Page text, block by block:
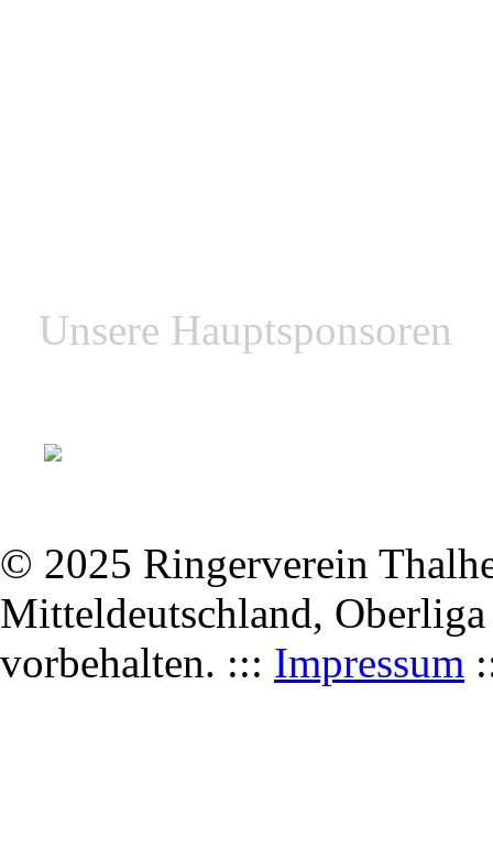
Unsere Hauptsponsoren
© 2025 Ringerverein
Mitteldeutschland,
vorbehalten. ::: Impressum